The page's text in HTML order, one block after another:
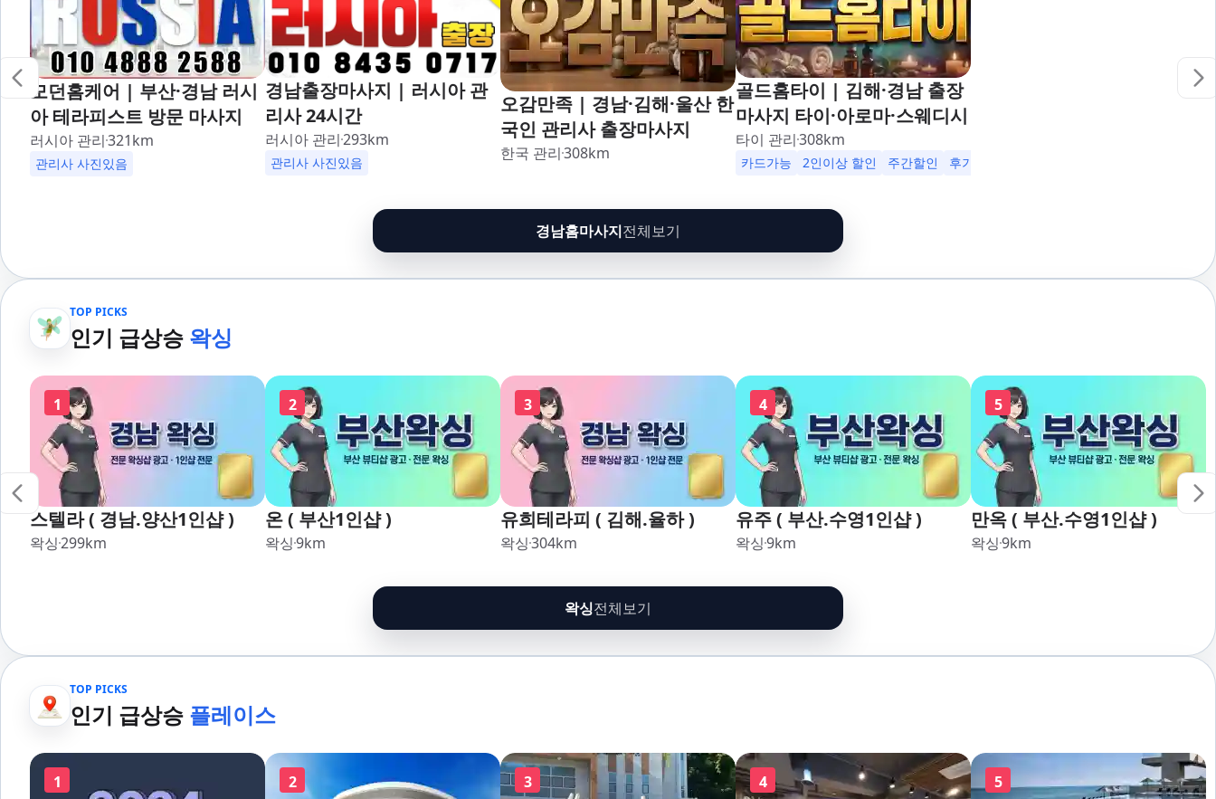
모던홈케어 | 부산·경남 러시
아 테라피스트 방문 마사지
러시아 관리321km
관리사 사진있음
경남출장마사지 | 러시아 관
리사 24시간
러시아 관리293km
관리사 사진있음
오감만족 | 경남·김해·울산 한
국인 관리사 출장마사지
한국 관리308km
골드홈타이 | 김해·경남 출장
마사지 타이·아로마·스웨디시
타이 관리308km
카드가능 2인이상 할인 주간할인 후기할인
경남홈마사지전체보기
TOP PICKS
인기 급상승 왁싱
1
스텔라 ( 경남.양산1인샵 )
왁싱299km
2
온 ( 부산1인샵 )
왁싱9km
3
유희테라피 ( 김해.율하 )
왁싱304km
4
유주 ( 부산.수영1인샵 )
왁싱9km
5
만옥 ( 부산.수영1인샵 )
왁싱9km
왁싱전체보기
TOP PICKS
인기 급상승 플레이스
1 2 3 4 5